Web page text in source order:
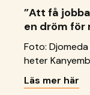
”Att få
en dröm för
Foto:
heter
gammal. Jag
Hur länge har
Läs mer här